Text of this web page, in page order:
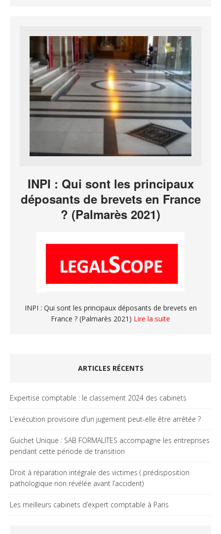
INPI : Qui sont les principaux
déposants de brevets en France
? (Palmarès 2021)
INPI : Qui sont les principaux déposants de brevets en
France ? (Palmarès 2021) Lire la suite
ARTICLES RÉCENTS
Expertise comptable : le classement 2024 des cabinets
L’exécution provisoire d’un jugement peut-elle être arrêtée ?
Guichet Unique : SAB FORMALITES accompagne les entreprises
pendant cette période de transition
Droit à réparation intégrale des victimes ( prédisposition
pathologique non révélée avant l’accident)
Les meilleurs cabinets d’expert comptable à Paris